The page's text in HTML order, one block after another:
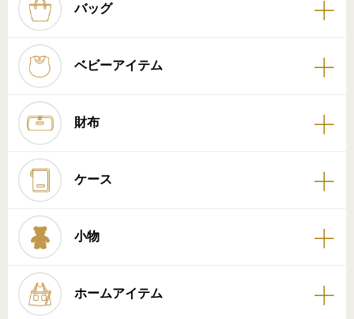
バッグ
ベビーアイテム
財布
ケース
小物
ホームアイテム